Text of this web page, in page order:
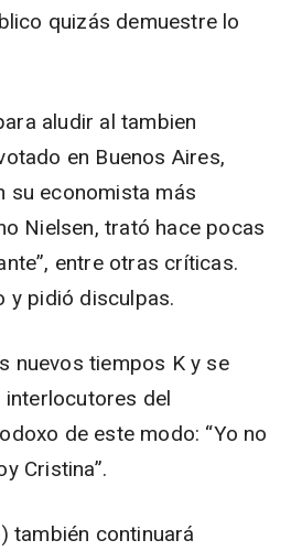
quizás demuestre lo
aludir al tambien
en Buenos Aires,
su economista más
Nielsen, trató hace pocas
entre otras críticas.
y pidió disculpas.
nuevos tiempos K y se
del
de este modo: “Yo no
Cristina”.
también continuará